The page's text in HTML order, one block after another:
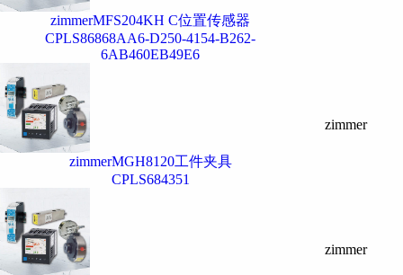
zimmerMFS204KH C位置传感器
CPLS86868AA6-D250-4154-B262-
6AB460EB49E6
zimmerMGH8120工件夹具
CPLS684351
zimmer
zimmer